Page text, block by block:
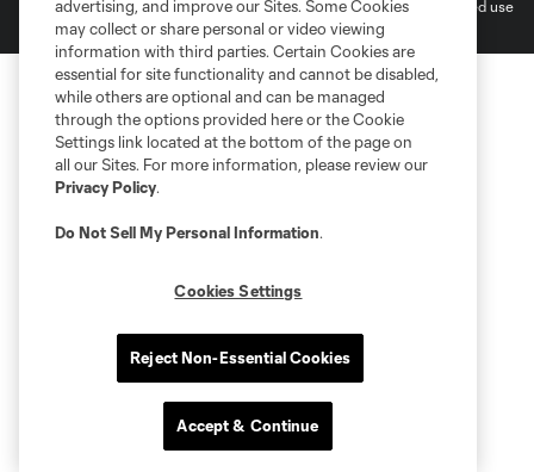
MLS or are used with the permission of their owners. Any unauthorized use
is forbidden.
advertising, and improve our Sites. Some Cookies
may collect or share personal or video viewing
information with third parties. Certain Cookies are
essential for site functionality and cannot be disabled,
while others are optional and can be managed
through the options provided here or the Cookie
Settings link located at the bottom of the page on
all our Sites. For more information, please review our
Privacy Policy.
Do Not Sell My Personal Information.
Cookies Settings
Reject Non-Essential Cookies
Accept & Continue